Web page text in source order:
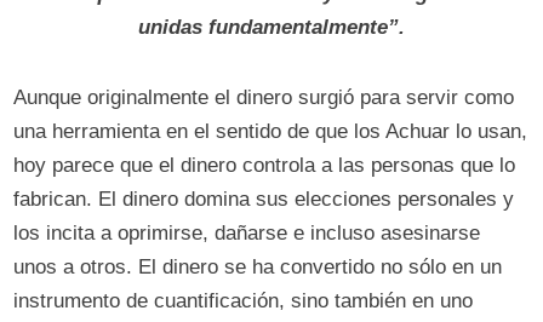
unidas fundamentalmente”.
Aunque originalmente el dinero surgió para servir como
una herramienta en el sentido de que los Achuar lo usan,
hoy parece que el dinero controla a las personas que lo
fabrican. El dinero domina sus elecciones personales y
los incita a oprimirse, dañarse e incluso asesinarse
unos a otros. El dinero se ha convertido no sólo en un
instrumento de cuantificación, sino también en uno